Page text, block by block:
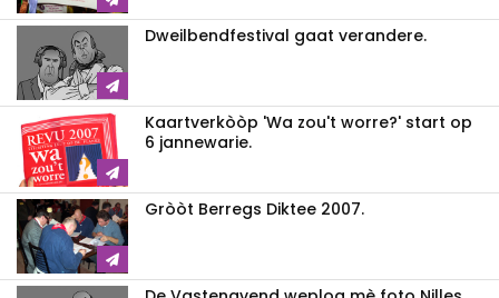
Dweilbendfestival gaat verandere.
Kaartverkòòp 'Wa zou't worre?' start op
6 jannewarie.
Gròòt Berregs Diktee 2007.